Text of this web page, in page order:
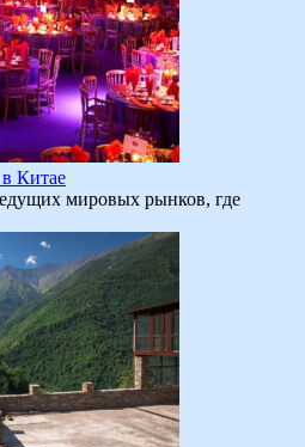
Китае
мировых рынков, где